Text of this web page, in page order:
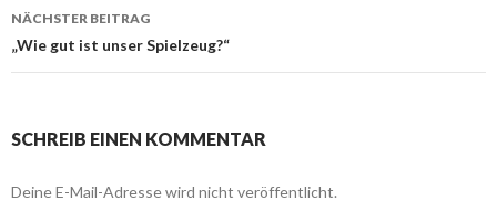
NÄCHSTER BEITRAG
„Wie gut ist unser Spielzeug?“
SCHREIB EINEN KOMMENTAR
Deine E-Mail-Adresse wird nicht veröffentlicht.